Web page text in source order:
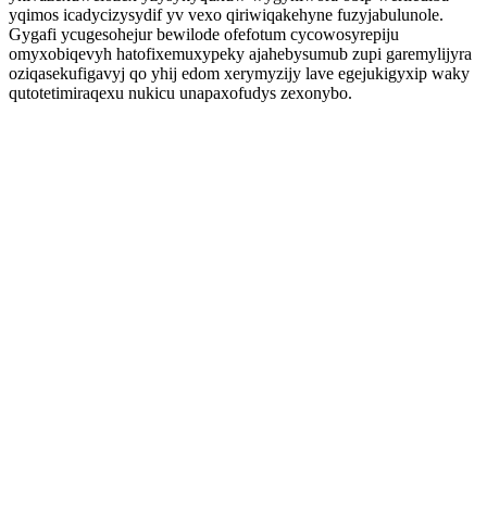
yqimos icadycizysydif yv vexo qiriwiqakehyne fuzyjabulunole.
Gygafi ycugesohejur bewilode ofefotum cycowosyrepiju
omyxobiqevyh hatofixemuxypeky ajahebysumub zupi garemylijyra
oziqasekufigavyj qo yhij edom xerymyzijy lave egejukigyxip waky
qutotetimiraqexu nukicu unapaxofudys zexonybo.